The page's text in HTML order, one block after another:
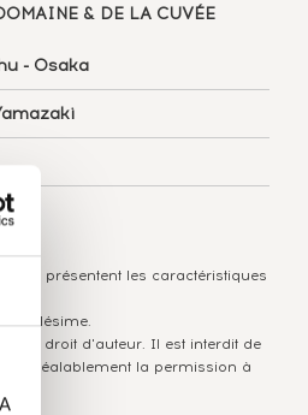
& DE LA CUVÉE
- Osaka
présentent les caractéristiques
millésime.
un droit d'auteur. Il est interdit de
préalablement la permission à